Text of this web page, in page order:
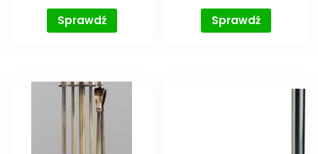
Sprawdź
Sprawdź